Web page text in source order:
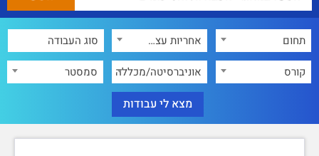
תחום
אחריות עצמית סביבתית
קורס
אוניברסיטה/מכללה סמסטר